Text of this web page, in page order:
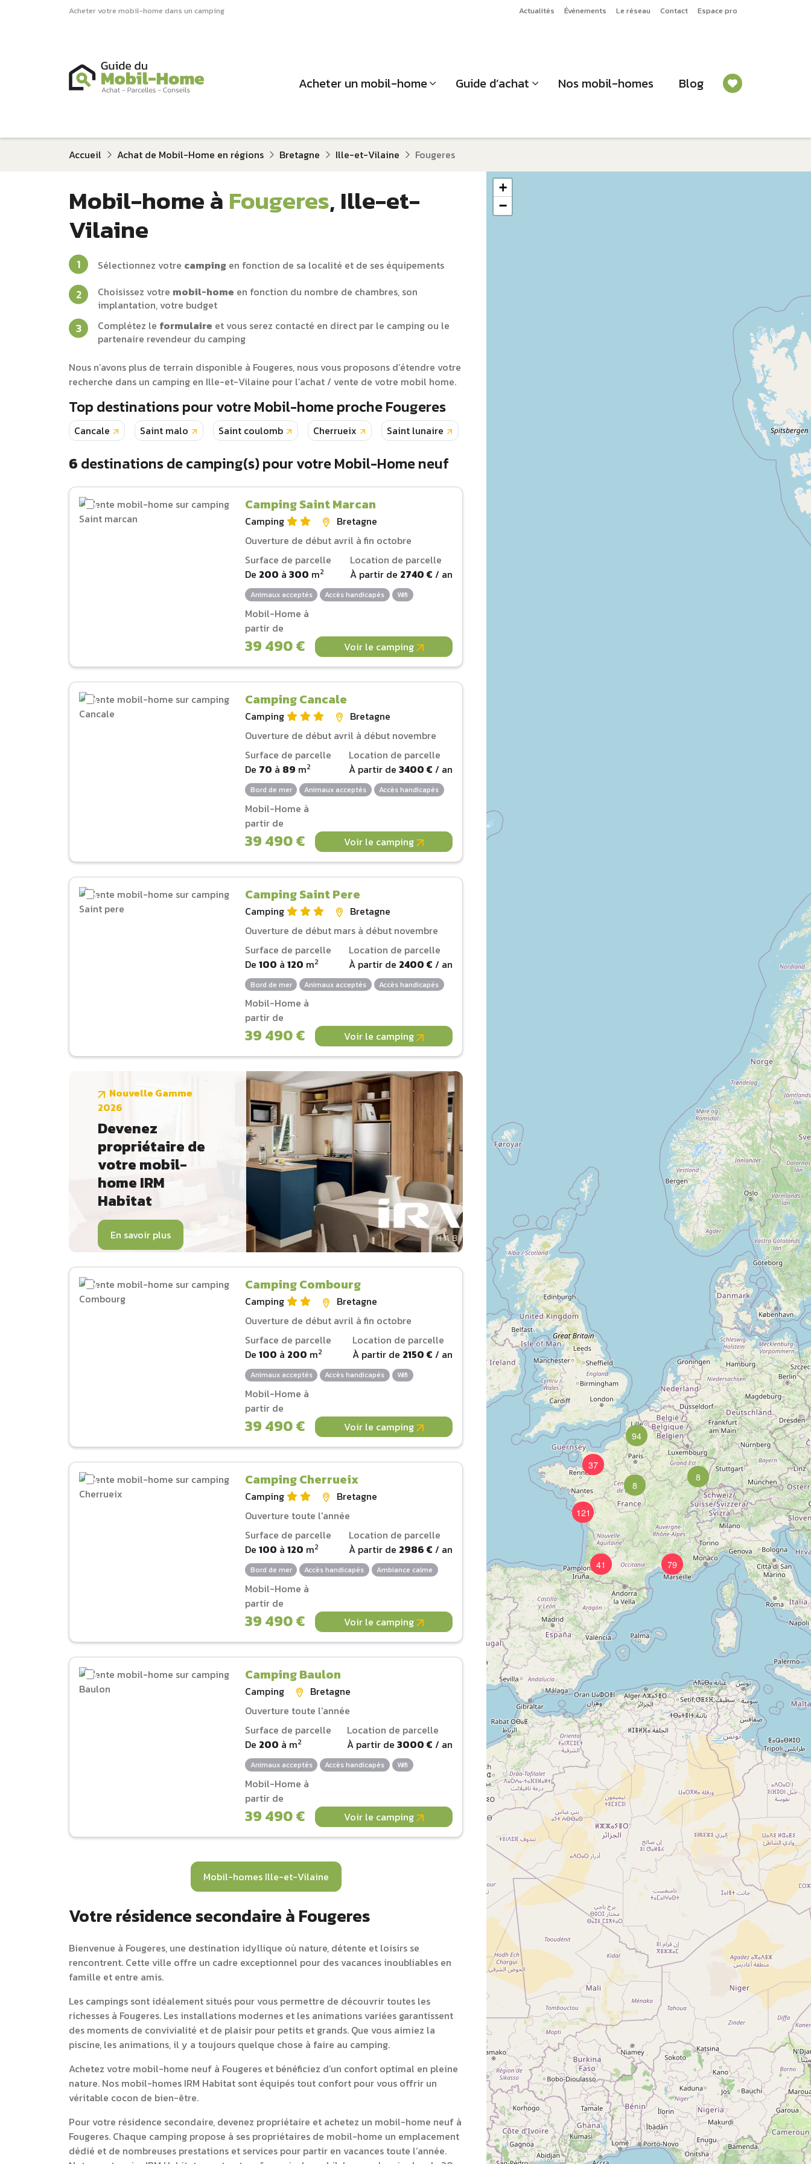
Acheter votre mobil-home dans un camping Actualités Événements Le réseau Contact Espace pro
Acheter un mobil-home Guide d’achat Nos mobil-homes Blog
Accueil Achat de Mobil-Home en régions Bretagne Ille-et-Vilaine Fougeres
8
37
8
94
79
121
41
+
−
Mobil-home à Fougeres, Ille-et-
Vilaine
Sélectionnez votre camping en fonction de sa localité et de ses équipements
Choisissez votre mobil-home en fonction du nombre de chambres, son
implantation, votre budget
Complétez le formulaire et vous serez contacté en direct par le camping ou le
partenaire revendeur du camping
Nous n’avons plus de terrain disponible à Fougeres, nous vous proposons d’étendre votre
recherche dans un camping en Ille-et-Vilaine pour l’achat / vente de votre mobil home.
Top destinations pour votre Mobil-home proche Fougeres
Cancale Saint malo Saint coulomb Cherrueix Saint lunaire Saint benoit des ondes
6 destinations de camping(s) pour votre Mobil-Home neuf
Camping Saint Marcan
Camping
Bretagne
Ouverture de début avril à fin octobre
Surface de parcelle
De 200 à300 m2
Location de parcelle
À partir de 2740 € / an
Animaux acceptés Accès handicapés Wifi
Mobil-Home à
partir de
39 490 € Voir le camping
Camping Cancale
Camping
Bretagne
Ouverture de début avril à début novembre
Surface de parcelle
De 70 à 89 m2
Location de parcelle
À partir de 3400 € / an
Bord de mer Animaux acceptés Accès handicapés
Mobil-Home à
partir de
39 490 € Voir le camping
Camping Saint Pere
Camping
Bretagne
Ouverture de début mars à début novembre
Surface de parcelle
De100 à120 m2
Location de parcelle
À partir de 2400 € / an
Bord de mer Animaux acceptés Accès handicapés
Mobil-Home à
partir de
39 490 € Voir le camping
Nouvelle Gamme
2026
Devenez
propriétaire de
votre mobil-
home IRM
Habitat
En savoir plus
Camping Combourg
Camping
Bretagne
Ouverture de début avril à fin octobre
Surface de parcelle
De100 à 200 m2
Location de parcelle
À partir de 2150 € / an
Animaux acceptés Accès handicapés Wifi
Mobil-Home à
partir de
39 490 € Voir le camping
Camping Cherrueix
Camping
Bretagne
Ouverture toute l'année
Surface de parcelle
De100 à120 m2
Location de parcelle
À partir de 2986 € / an
Bord de mer Accès handicapés Ambiance calme
Mobil-Home à
partir de
39 490 € Voir le camping
Camping Baulon
Camping
Bretagne
Ouverture toute l'année
Surface de parcelle
De 200 à m2
Location de parcelle
À partir de 3000 € / an
Animaux acceptés Accès handicapés Wifi
Mobil-Home à
partir de
39 490 € Voir le camping
Mobil-homes Ille-et-Vilaine
Votre résidence secondaire à Fougeres
Bienvenue à Fougeres, une destination idyllique où nature, détente et loisirs se
rencontrent. Cette ville offre un cadre exceptionnel pour des vacances inoubliables en
famille et entre amis.
Les campings sont idéalement situés pour vous permettre de découvrir toutes les
richesses à Fougeres. Les installations modernes et les animations variées garantissent
des moments de convivialité et de plaisir pour petits et grands. Que vous aimiez la
piscine, les animations, il y a toujours quelque chose à faire au camping.
Achetez votre mobil-home neuf à Fougeres et bénéficiez d’un confort optimal en pleine
nature. Nos mobil-homes IRM Habitat sont équipés tout confort pour vous offrir un
véritable cocon de bien-être.
Pour votre résidence secondaire, devenez propriétaire et achetez un mobil-home neuf à
Fougeres. Chaque camping propose à ses propriétaires de mobil-home un emplacement
dédié et de nombreuses prestations et services pour partir en vacances toute l’année.